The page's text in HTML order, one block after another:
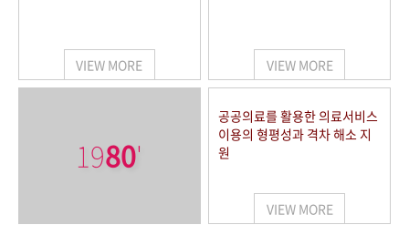
VIEW MORE VIEW MORE
1980'
공공의료를 활용한 의료서비스
이용의 형평성과 격차 해소 지
원
VIEW MORE